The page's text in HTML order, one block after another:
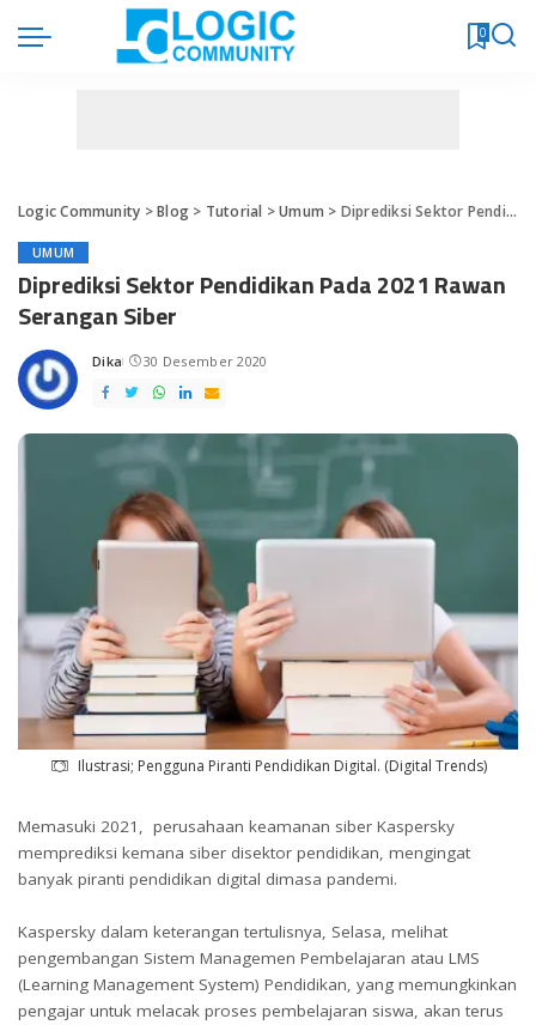
0
Logic Community >Blog> Tutorial >Umum > Diprediksi Sektor Pendidikan Pada 2021 Rawan Serangan Siber
UMUM
Diprediksi Sektor Pendidikan Pada 2021 Rawan
Serangan Siber
Posted
by
Dika 30 Desember 2020
Ilustrasi; Pengguna Piranti Pendidikan Digital. (Digital Trends)
Memasuki 2021, perusahaan keamanan siber Kaspersky
memprediksi kemana siber disektor pendidikan, mengingat
banyak piranti pendidikan digital dimasa pandemi.
Kaspersky dalam keterangan tertulisnya, Selasa, melihat
pengembangan Sistem Managemen Pembelajaran atau LMS
(Learning Management System) Pendidikan, yang memungkinkan
pengajar untuk melacak proses pembelajaran siswa, akan terus